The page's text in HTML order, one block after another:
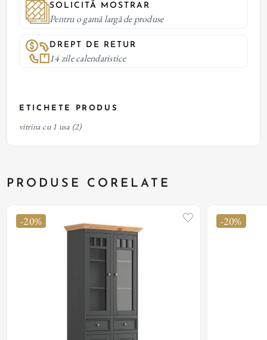
SOLICITĂ MOSTRAR
Pentru o gamă largă de produse
DREPT DE RETUR
14 zile calendaristice
ETICHETE PRODUS
vitrina cu 1 usa (2)
PRODUSE CORELATE
-20% -20%